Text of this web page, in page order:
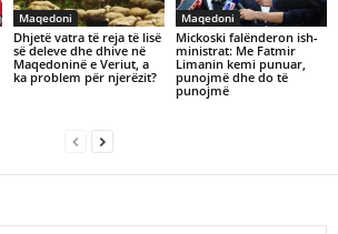
Maqedoni
Dhjetë vatra të reja të lisë
së deleve dhe dhive në
Maqedoninë e Veriut, a
ka problem për njerëzit?
Maqedoni
Mickoski falënderon ish-
ministrat: Me Fatmir
Limanin kemi punuar,
punojmë dhe do të
punojmë